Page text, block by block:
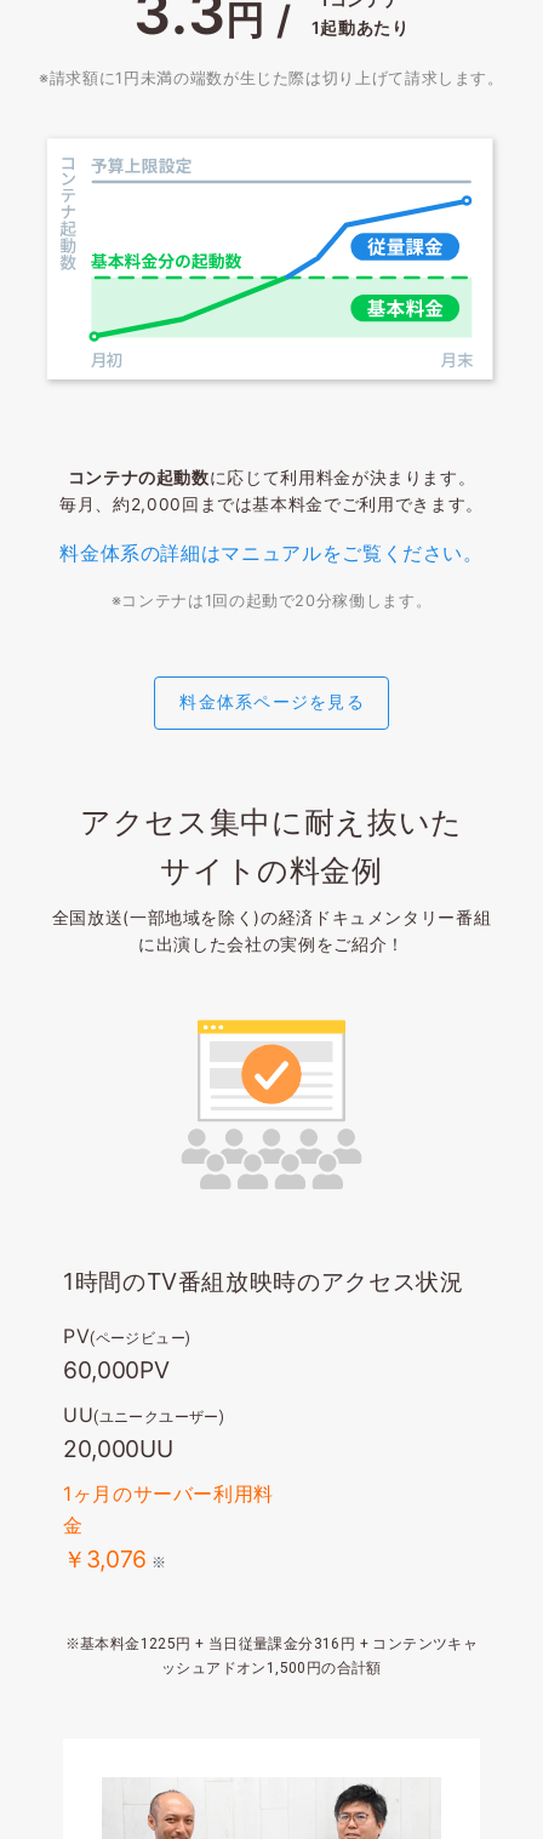
円 /
1起動あたり
※請求額に1円未満の端数が生じた際は切り上げて請求します。
コンテナの起動数に応じて利用料金が決まります。
毎月、約2,000回までは基本料金でご利用できます。
料金体系の詳細はマニュアルをご覧ください。
※コンテナは1回の起動で20分稼働します。
料金体系ページを見る
アクセス集中に耐え抜いた
サイトの料金例
全国放送(一部地域を除く)の経済ドキュメンタリー番組
に 出演した会社の実例をご紹介！
1時間のTV番組放映時のアクセス状況
PV(ページビュー)
60,000PV
UU(ユニークユーザー)
20,000UU
1ヶ月のサーバー利用料
金
￥3,076 ※
※基本料金1225円 + 当日従量課金分316円 + コンテンツキャ
ッシュアドオン1,500円の合計額